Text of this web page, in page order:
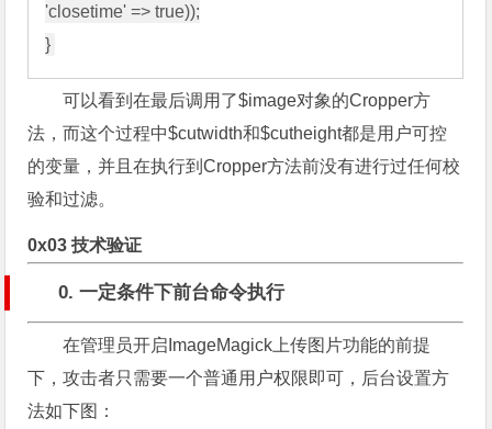
'closetime' => true));
可以看到在最后调用了$image对象的Cropper方
法，而这个过程中$cutwidth和$cutheight都是用户可控
的变量，并且在执行到Cropper方法前没有进行过任何校
验和过滤。
0x03 技术验证
0. 一定条件下前台命令执行
在管理员开启ImageMagick上传图片功能的前提
下，攻击者只需要一个普通用户权限即可，后台设置方
法如下图：